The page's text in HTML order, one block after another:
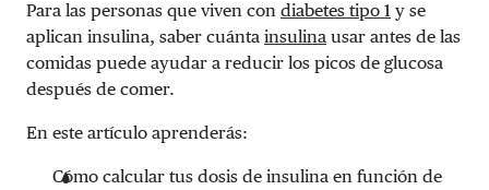
Para las personas que viven con diabetes tipo 1 y se
aplican insulina, saber cuánta insulina usar antes de las
comidas puede ayudar a reducir los picos de glucosa
después de comer.
En este artículo aprenderás:
Cómo calcular tus dosis de insulina en función de